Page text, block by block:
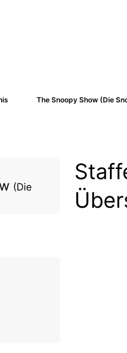
The Snoopy Show (Die
(Die